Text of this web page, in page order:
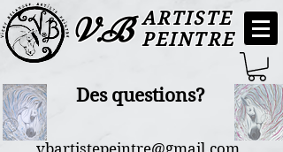
V.B ARTISTE
PEINTRE
Des questions?
vbartistepeintre@gmail.com